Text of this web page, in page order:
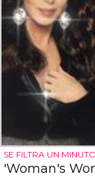
SE FILTRA UN
'Woman's